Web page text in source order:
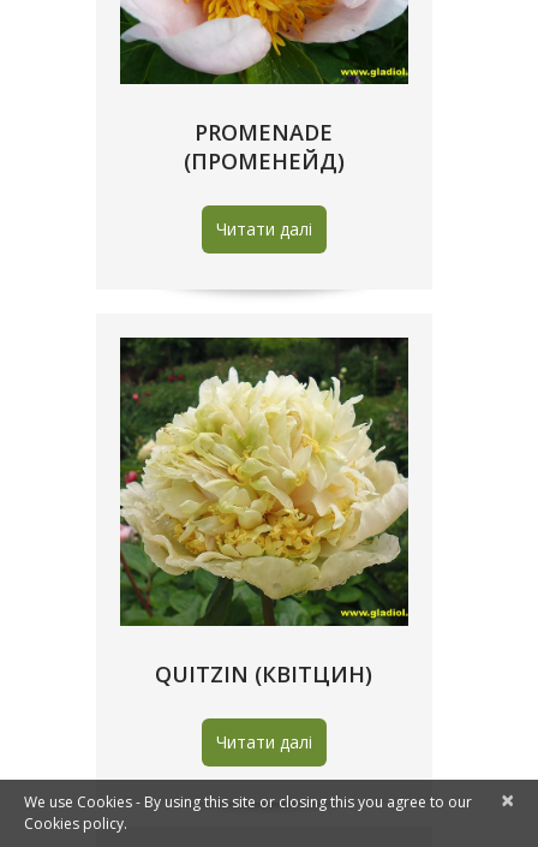
PROMENADE
(ПРОМЕНЕЙД)
Читати далі
QUITZIN (КВІТЦИН)
Читати далі
×
We use Cookies - By using this site or closing this you agree to our
Cookies policy.